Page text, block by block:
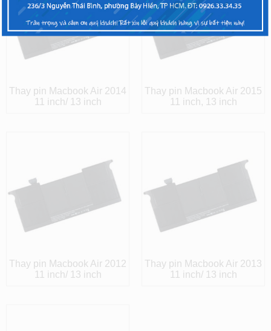
Thay pin Macbook Air 2014
11 inch/ 13 inch
Thay pin Macbook Air 2015
11 inch, 13 inch
Thay pin Macbook Air 2012
11 inch/ 13 inch
Thay pin Macbook Air 2013
11 inch/ 13 inch